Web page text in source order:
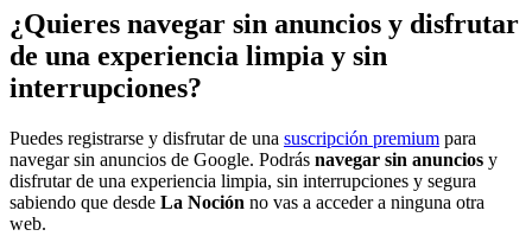
¿Quieres navegar sin anuncios y disfrutar
de una experiencia limpia y sin
interrupciones?
Puedes registrarse y disfrutar de una suscripción premium para
navegar sin anuncios de Google. Podrás navegar sin anuncios y
disfrutar de una experiencia limpia, sin interrupciones y segura
sabiendo que desde La Noción no vas a acceder a ninguna otra
web.